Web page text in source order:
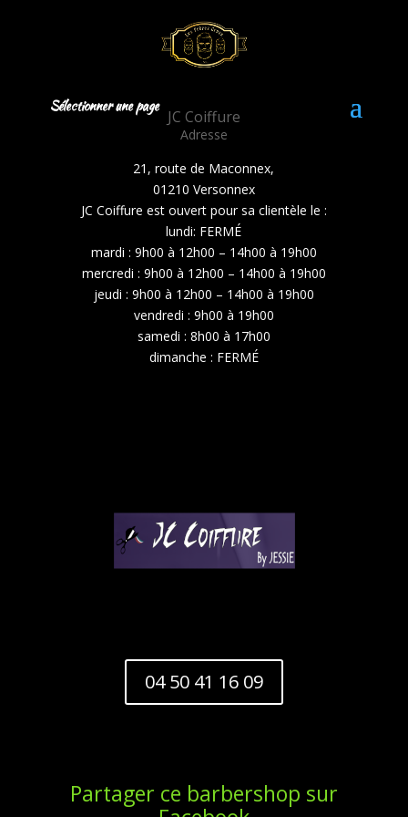
Sélectionner une page
JC Coiffure
Adresse
21, route de Maconnex,
01210 Versonnex
JC Coiffure est ouvert pour sa clientèle le :
lundi: FERMÉ
mardi : 9h00 à 12h00 – 14h00 à 19h00
mercredi : 9h00 à 12h00 – 14h00 à 19h00
jeudi : 9h00 à 12h00 – 14h00 à 19h00
vendredi : 9h00 à 19h00
samedi : 8h00 à 17h00
dimanche : FERMÉ
04 50 41 16 09
Partager ce barbershop sur